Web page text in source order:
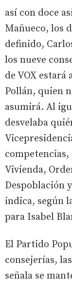
así con doce
Mañueco, los
definido,
los nueve
de VOX
Pollán, quien
asumirá. Al
desvelaba
Vivienda,
Despoblación
indica, según
para Isabel
El Partido
consejerías,
señala se